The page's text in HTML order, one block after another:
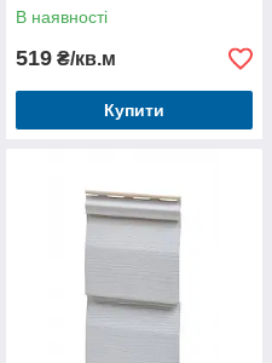
В наявності
519 ₴/кв.м
Купити